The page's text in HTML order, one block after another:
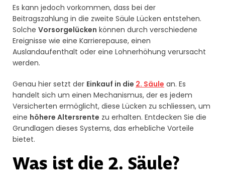
Es kann jedoch vorkommen, dass bei der
Beitragszahlung in die zweite Säule Lücken entstehen.
Solche Vorsorgelücken können durch verschiedene
Ereignisse wie eine Karrierepause, einen
Auslandaufenthalt oder eine Lohnerhöhung verursacht
werden.
Genau hier setzt der Einkauf in die 2. Säule an. Es
handelt sich um einen Mechanismus, der es jedem
Versicherten ermöglicht, diese Lücken zu schliessen, um
eine höhere Altersrente zu erhalten. Entdecken Sie die
Grundlagen dieses Systems, das erhebliche Vorteile
bietet.
Was ist die 2. Säule?